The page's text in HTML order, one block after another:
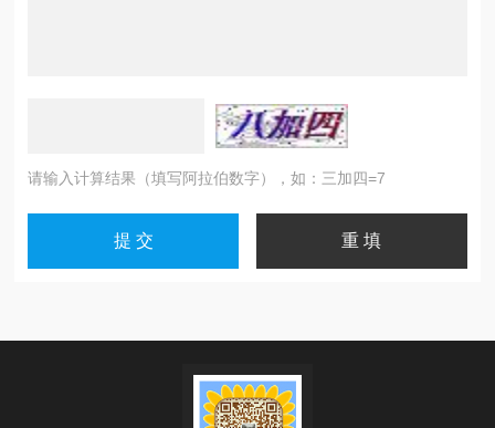
请输入计算结果（填写阿拉伯数字），如：三加四=7